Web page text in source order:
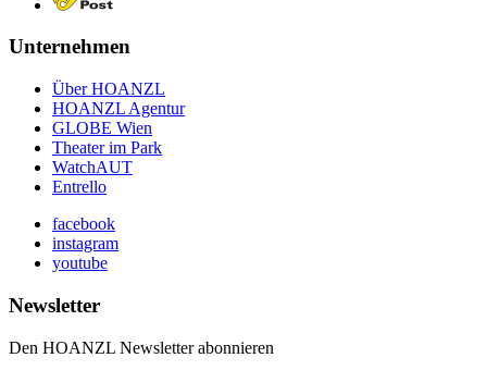
Unternehmen
Über HOANZL
HOANZL Agentur
GLOBE Wien
Theater im Park
WatchAUT
Entrello
facebook
instagram
youtube
Newsletter
Den HOANZL Newsletter abonnieren